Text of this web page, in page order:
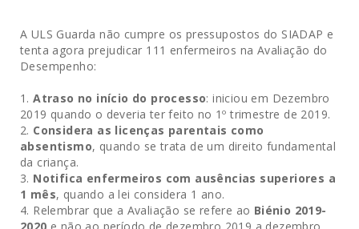
A ULS Guarda não cumpre os pressupostos do SIADAP e
tenta agora prejudicar 111 enfermeiros na Avaliação do
Desempenho:
Atraso no início do processo: iniciou em Dezembro
2019 quando o deveria ter feito no 1º trimestre de 2019.
Considera as licenças parentais como
absentismo, quando se trata de um direito fundamental
da criança.
Notifica enfermeiros com ausências superiores a
1 mês, quando a lei considera 1 ano.
Relembrar que a Avaliação se refere ao Biénio 2019-